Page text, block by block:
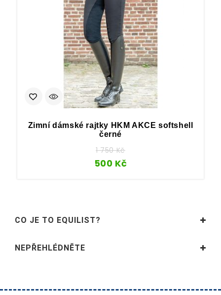
Zimní dámské rajtky HKM AKCE softshell
černé
1 750Kč
500 Kč
CO JE TO EQUILIST?
NEPŘEHLÉDNĚTE